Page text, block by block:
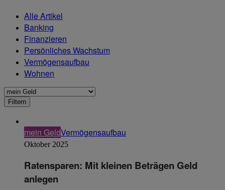
Alle Artikel
Banking
Finanzieren
Persönliches Wachstum
Vermögensaufbau
Wohnen
mein GeldVermögensaufbau
Oktober 2025
Ratensparen: Mit kleinen Beträgen Geld
anlegen